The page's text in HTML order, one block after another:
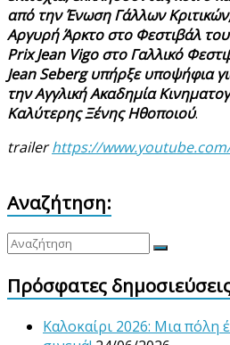
από την Ένωση Γάλλων
Αργυρή Άρκτο στο Φεστιβάλ
Prix Jean Vigo στο Γαλλικό
Jean Seberg υπήρξε υποψήφια
την Αγγλική Ακαδημία
Καλύτερης Ξένης Ηθοποιού.
trailerhttps://
Αναζήτηση:
Πρόσφατες
Καλοκαίρι 2026: Μια πόλη